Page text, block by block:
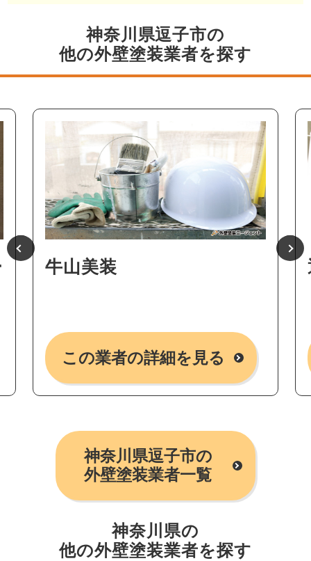
神奈川県逗子市の
他の外壁塗装業者を探す
牛山美装
この業者の詳細を見る
神奈川県逗子市の
外壁塗装業者一覧
神奈川県の
他の外壁塗装業者を探す